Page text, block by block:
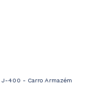
J-400 - Carro Armazém